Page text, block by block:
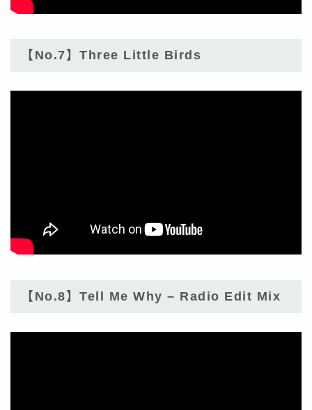
【No.7】Three Little Birds
【No.8】Tell Me Why – Radio Edit Mix